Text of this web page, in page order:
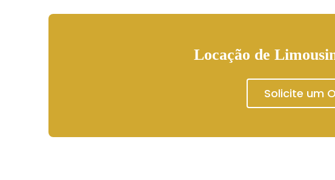
Locação de
Solicite um